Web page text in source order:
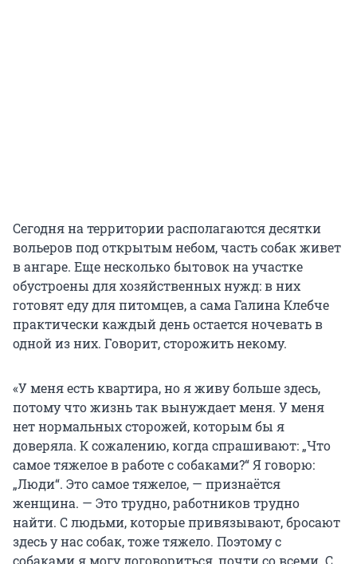
Сегодня на территории располагаются десятки
вольеров под открытым небом, часть собак живет
в ангаре. Еще несколько бытовок на участке
обустроены для хозяйственных нужд: в них
готовят еду для питомцев, а сама Галина Клебче
практически каждый день остается ночевать в
одной из них. Говорит, сторожить некому.
«У меня есть квартира, но я живу больше здесь,
потому что жизнь так вынуждает меня. У меня
нет нормальных сторожей, которым бы я
доверяла. К сожалению, когда спрашивают: „Что
самое тяжелое в работе с собаками?“ Я говорю:
„Люди“. Это самое тяжелое, — признаётся
женщина. — Это трудно, работников трудно
найти. С людьми, которые привязывают, бросают
здесь у нас собак, тоже тяжело. Поэтому с
собаками я могу договориться, почти со всеми. С